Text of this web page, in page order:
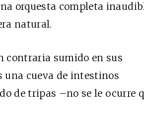
orquesta completa
natural.
contraria sumido en sus
una cueva de intestinos
de tripas –no se le ocurre